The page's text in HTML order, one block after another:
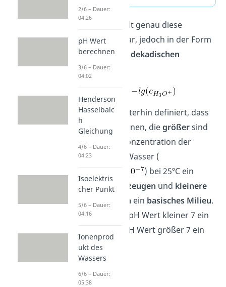
Der pH Wert stellt genau diese
Konzentration dar, jedoch in der Form
einesnegativen, dekadischen
Logarithmus
Dabei wurde weiterhin definiert, dass
alle Konzentrationen, diegrößersind
als die übliche Konzentration der
Ionen im Wasser (
) bei 25ºC ein
saures Milieu erzeugen und kleinere
Konzentrationen ein basisches Milieu.
Also erzeugt ein pH Wert kleiner 7 ein
saures und ein pH Wert größer 7 ein
basisches Milieu.
2/6 – Dauer:
04:26
pH Wert
berechnen
3/6 – Dauer:
04:02
Henderson
Hasselbalc
h
Gleichung
4/6 – Dauer:
04:23
Isoelektris
cher Punkt
5/6 – Dauer:
04:16
Ionenprod
ukt des
Wassers
6/6 – Dauer:
05:38